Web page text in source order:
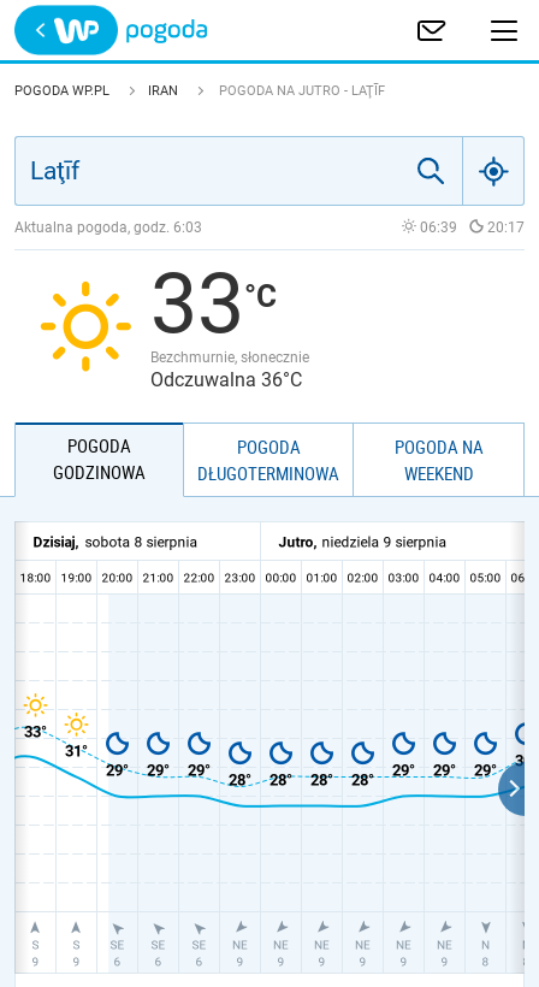
Trwa ładowanie
POLSKA
JAKOŚĆ POWIETRZA
POGODA WP.PL IRAN POGODA NA JUTRO - LAŢĪF
Aktualna pogoda, godz. 6:03 06:39 20:17
33
Bezchmurnie, słonecznie
Odczuwalna 36°C
POGODA
GODZINOWA
POGODA
DŁUGOTERMINOWA
POGODA NA
WEEKEND